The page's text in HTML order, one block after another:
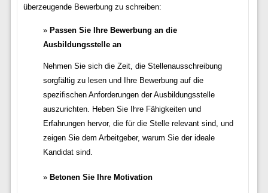
überzeugende Bewerbung zu schreiben:
Passen Sie Ihre Bewerbung an die
Ausbildungsstelle an
Nehmen Sie sich die Zeit, die Stellenausschreibung
sorgfältig zu lesen und Ihre Bewerbung auf die
spezifischen Anforderungen der Ausbildungsstelle
auszurichten. Heben Sie Ihre Fähigkeiten und
Erfahrungen hervor, die für die Stelle relevant sind, und
zeigen Sie dem Arbeitgeber, warum Sie der ideale
Kandidat sind.
Betonen Sie Ihre Motivation